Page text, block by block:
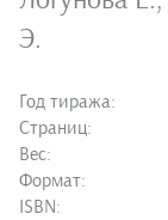
Э.
Год тиража:
Страниц:
Вес:
Формат:
ISBN: